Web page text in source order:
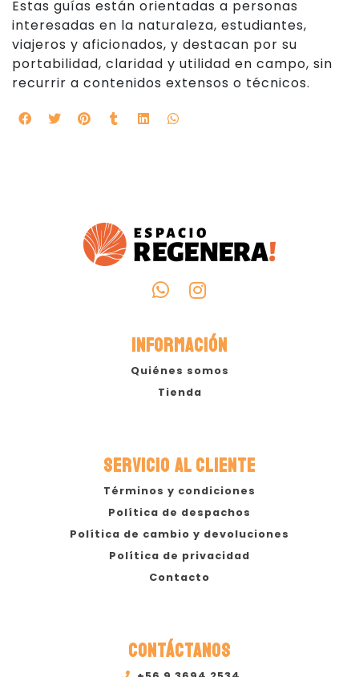
Estas guías están orientadas a personas
interesadas en la naturaleza, estudiantes,
viajeros y aficionados, y destacan por su
portabilidad, claridad y utilidad en campo, sin
recurrir a contenidos extensos o técnicos.
INFORMACIÓN
Quiénes somos
Tienda
SERVICIO AL CLIENTE
Términos y condiciones
Política de despachos
Política de cambio y devoluciones
Política de privacidad
Contacto
CONTÁCTANOS